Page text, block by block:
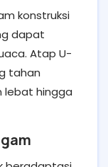
konstruksi
dapat
Atap U-
tahan
lebat hingga